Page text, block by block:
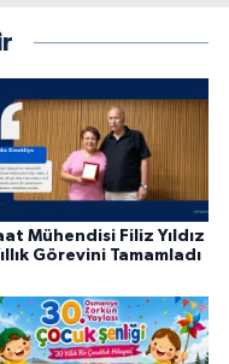
Mühendisi Filiz Yıldız
Görevini Tamamladı